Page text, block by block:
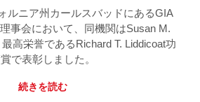
ルニア州カールスバッドにあるGIA
事会において、同機関はSusan M.
高栄誉であるRichard T. Liddicoat功
で表彰しました。
続きを読む